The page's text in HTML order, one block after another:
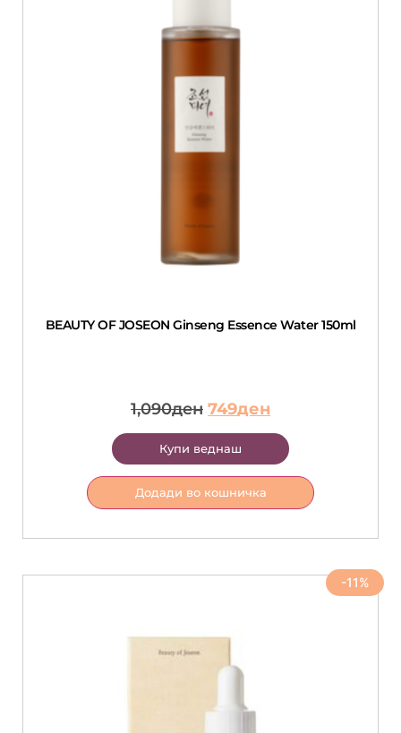
BEAUTY OF JOSEON Ginseng Essence Water 150ml
1,090ден 749ден
Купи веднаш
Додади во кошничка
-11%